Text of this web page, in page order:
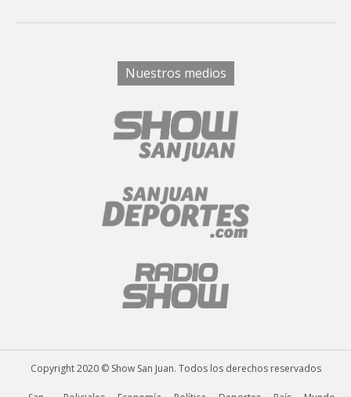
Nuestros medios
Copyright 2020 © Show San Juan. Todos los derechos reservados